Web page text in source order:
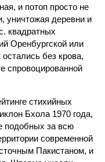
и потоп просто не
уничтожая деревни и
квадратных
Оренбургской или
без крова,
спровоцированной
стихийных
Бхола 1970 года,
за всю
современной
Пакистаном, и